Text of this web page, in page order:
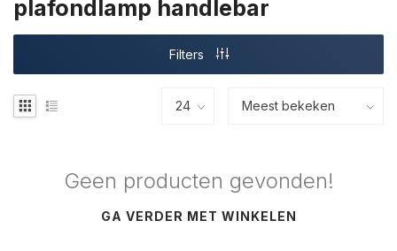
plafondlamp handlebar
Filters
Geen producten gevonden!
GA VERDER MET WINKELEN